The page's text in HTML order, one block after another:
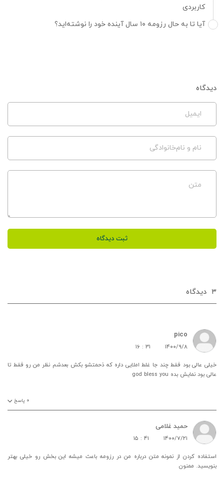
کاربردی
آیا تا به حال رزومه ۱۰ سال آینده خود را نوشته‌اید؟
دیدگاه
ایمیل
نام و نام‌خانوادگی
متن
ثبت دیدگاه
۳ دیدگاه‌
pico
۱۴۰۰/۹/۸ ۱۶ : ۳۱
خیلی عالی بود فقط چند جا غلط املایی داره که ذحمتشو بکش بعدشم نظر من رو فقط تا
عالی بود نمایش بده god bless you
۰ پاسخ
حمید غلامی
۱۴۰۰/۷/۲۱ ۱۵ : ۴۱
استفاده کردن از نمونه متن درباره من در رزومه باعث میشه این بخش رو خیلی بهتر
بنویسید. ممنون